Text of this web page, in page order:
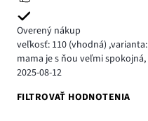
Overený nákup
veľkosť: 110 (vhodná) ,
mama je s ňou veľmi
2025-08-12
FILTROVAŤ HODNOTENIA